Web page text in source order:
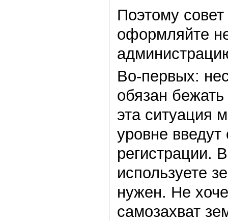
Поэтому
оформляйте
Во-первых:
обязан
эта ситуация
уровне
регистрации.
используете
нужен. Не
самозахват